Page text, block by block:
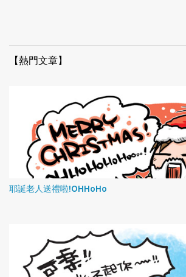
【熱門文章】
耶誕老人送禮啦!OHHoHo